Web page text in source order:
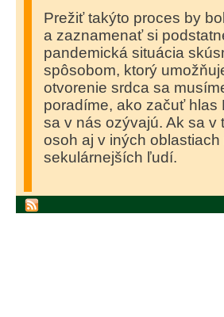
Prežiť takýto proces by
a zaznamenať si
pandemická situácia
spôsobom, ktorý
otvorenie srdca sa
poradíme, ako začuť hlas
sa v nás ozývajú. Ak sa v
osoh aj v iných
sekulárnejších ľudí.